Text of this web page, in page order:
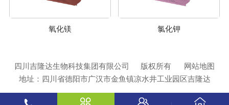
氧化镁 氯化钾
四川吉隆达生物科技集团有限公司 版权所有
网站地图
地址：四川省德阳市广汉市金鱼镇凉水井工业园区吉隆达